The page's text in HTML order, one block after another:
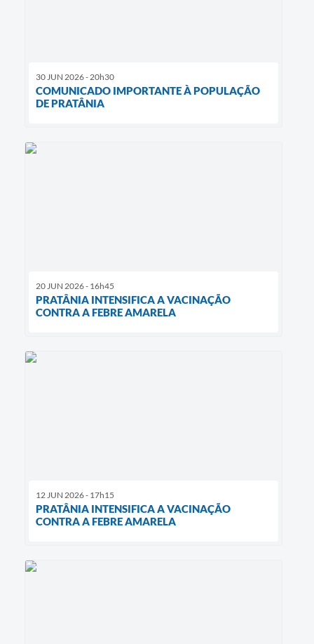
30 JUN 2026 - 20h30
COMUNICADO IMPORTANTE À POPULAÇÃO
DE PRATÂNIA
20 JUN 2026 - 16h45
PRATÂNIA INTENSIFICA A VACINAÇÃO
CONTRA A FEBRE AMARELA
12 JUN 2026 - 17h15
PRATÂNIA INTENSIFICA A VACINAÇÃO
CONTRA A FEBRE AMARELA